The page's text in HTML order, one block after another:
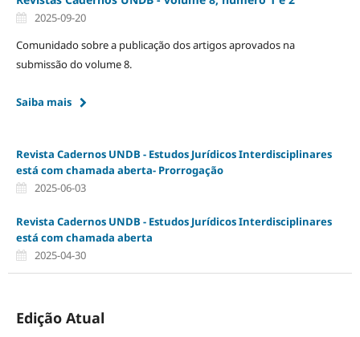
2025-09-20
Comunidado sobre a publicação dos artigos aprovados na
submissão do volume 8.
Saiba mais
Revista Cadernos UNDB - Estudos Jurídicos Interdisciplinares
está com chamada aberta- Prorrogação
2025-06-03
Revista Cadernos UNDB - Estudos Jurídicos Interdisciplinares
está com chamada aberta
2025-04-30
Edição Atual